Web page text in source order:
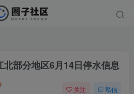
北部分地区6月14日停水信息
关注 私信